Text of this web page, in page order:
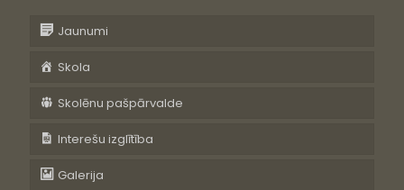
Jaunumi
Skola
Skolēnu pašpārvalde
Interešu izglītība
Galerija